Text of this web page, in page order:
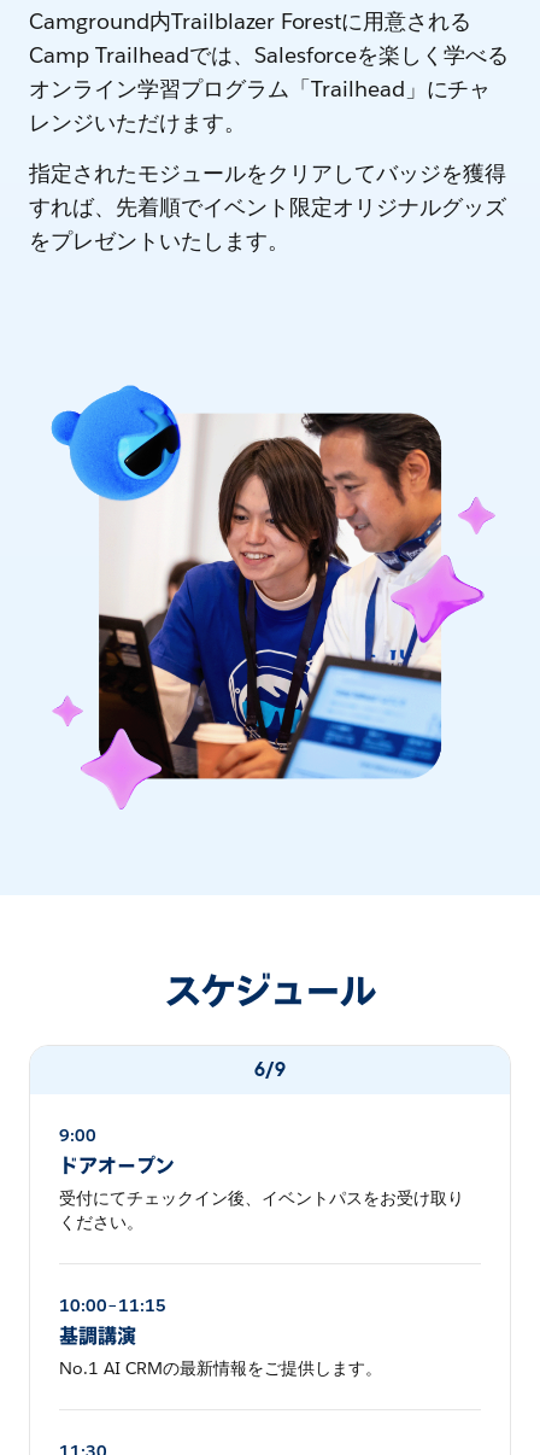
Camground内Trailblazer Forestに用意される
Camp Trailheadでは、Salesforceを楽しく学べる
オンライン学習プログラム「Trailhead」にチャ
レンジいただけます。
指定されたモジュールをクリアしてバッジを獲得
すれば、先着順でイベント限定オリジナルグッズ
をプレゼントいたします。
スケジュール
6/9
9:00
ドアオープン
受付にてチェックイン後、イベントパスをお受け取り
ください。
10:00–11:15
基調講演
No.1 AI CRMの最新情報をご提供します。